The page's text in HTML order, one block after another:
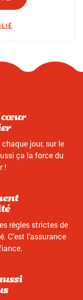
cœur
jour, sur le
ça la force du
!
règles strictes de
C'est l'assurance